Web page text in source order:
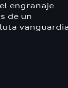
engranaje
de un